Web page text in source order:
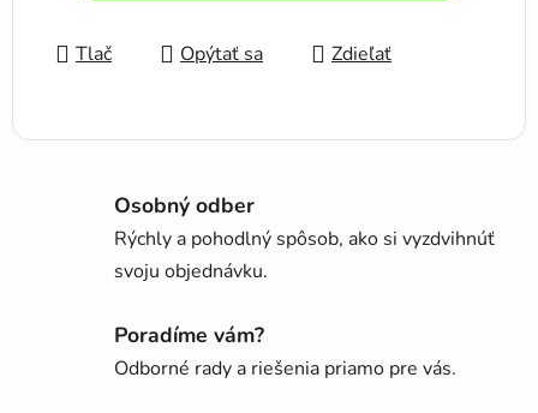
Tlač Opýtať sa Zdieľať
Osobný odber
Rýchly a pohodlný spôsob, ako si vyzdvihnúť
svoju objednávku.
Poradíme vám?
Odborné rady a riešenia priamo pre vás.